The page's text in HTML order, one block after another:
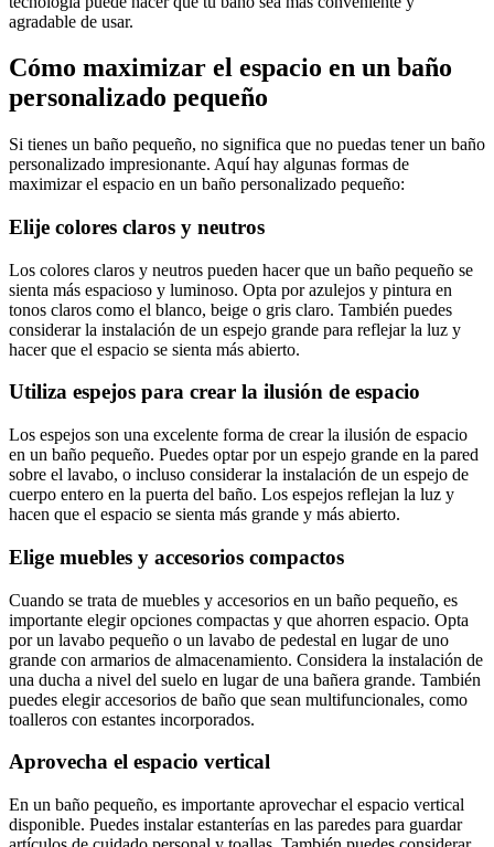
agradable de usar.
Cómo maximizar el espacio en un baño
personalizado pequeño
Si tienes un baño pequeño, no significa que no puedas tener un baño
personalizado impresionante. Aquí hay algunas formas de
maximizar el espacio en un baño personalizado pequeño:
Elije colores claros y neutros
Los colores claros y neutros pueden hacer que un baño pequeño se
sienta más espacioso y luminoso. Opta por azulejos y pintura en
tonos claros como el blanco, beige o gris claro. También puedes
considerar la instalación de un espejo grande para reflejar la luz y
hacer que el espacio se sienta más abierto.
Utiliza espejos para crear la ilusión de espacio
Los espejos son una excelente forma de crear la ilusión de espacio
en un baño pequeño. Puedes optar por un espejo grande en la pared
sobre el lavabo, o incluso considerar la instalación de un espejo de
cuerpo entero en la puerta del baño. Los espejos reflejan la luz y
hacen que el espacio se sienta más grande y más abierto.
Elige muebles y accesorios compactos
Cuando se trata de muebles y accesorios en un baño pequeño, es
importante elegir opciones compactas y que ahorren espacio. Opta
por un lavabo pequeño o un lavabo de pedestal en lugar de uno
grande con armarios de almacenamiento. Considera la instalación de
una ducha a nivel del suelo en lugar de una bañera grande. También
puedes elegir accesorios de baño que sean multifuncionales, como
toalleros con estantes incorporados.
Aprovecha el espacio vertical
En un baño pequeño, es importante aprovechar el espacio vertical
disponible. Puedes instalar estanterías en las paredes para guardar